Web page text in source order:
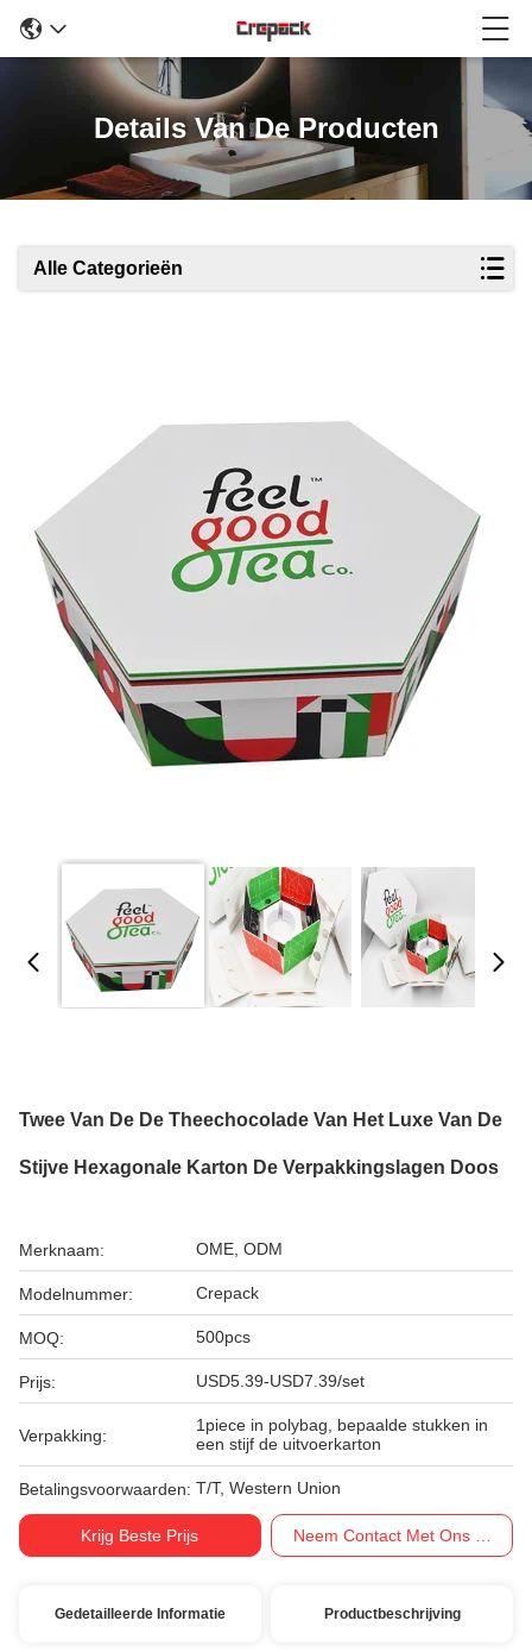
Details Van De Producten
Alle Categorieën
Twee Van De De Theechocolade Van Het Luxe Van De
Stijve Hexagonale Karton De Verpakkingslagen Doos
Merknaam: OME, ODM
Modelnummer: Crepack
MOQ: 500pcs
Prijs: USD5.39-USD7.39/set
Verpakking:
1piece in polybag, bepaalde stukken in
een stijf de uitvoerkarton
Betalingsvoorwaarden: T/T, Western Union
Krijg Beste Prijs Neem Contact Met Ons Op
Gedetailleerde Informatie Productbeschrijving